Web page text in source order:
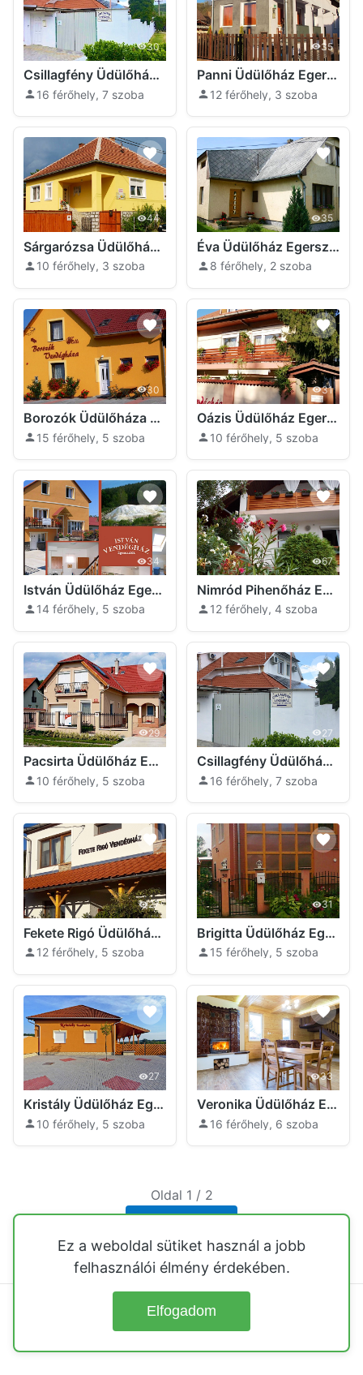
30
Csillagfény Üdülőház Egerszalók
16 férőhely, 7 szoba
35
Panni Üdülőház Egerszalók
12 férőhely, 3 szoba
44
Sárgarózsa Üdülőház Egerszalók
10 férőhely, 3 szoba
35
Éva Üdülőház Egerszalók
8 férőhely, 2 szoba
30
Borozók Üdülőháza Egerszalók
15 férőhely, 5 szoba
31
Oázis Üdülőház Egerszalók
10 férőhely, 5 szoba
34
István Üdülőház Egerszalók
14 férőhely, 5 szoba
67
Nimród Pihenőház Egerszalók
12 férőhely, 4 szoba
29
Pacsirta Üdülőház Egerszalók
10 férőhely, 5 szoba
27
Csillagfény Üdülőház Egerszalók
16 férőhely, 7 szoba
27
Fekete Rigó Üdülőház Egerszalók
12 férőhely, 5 szoba
31
Brigitta Üdülőház Egerszalók
15 férőhely, 5 szoba
27
Kristály Üdülőház Egerszalók
10 férőhely, 5 szoba
33
Veronika Üdülőház Egerszalók
16 férőhely, 6 szoba
Oldal 1 / 2
Ez a weboldal sütiket használ a jobb
felhasználói élmény érdekében.
Elfogadom